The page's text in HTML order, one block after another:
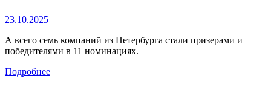
23.10.2025
А всего семь компаний из Петербурга стали призерами и
победителями в 11 номинациях.
Подробнее